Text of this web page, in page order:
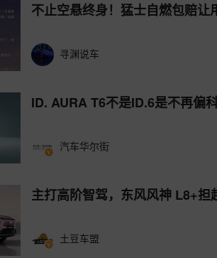
不止空悬终身！猛士自燃包赔让
寻渊说车
ID. AURA T6不是ID.6是不再偏
汽车华尔街
主打高阶智驾，东风风神 L8+担
土豆车盟